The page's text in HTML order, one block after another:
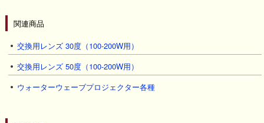
関連商品
交換用レンズ 30度（100-200W用）
交換用レンズ 50度（100-200W用）
ウォーターウェーブプロジェクター各種